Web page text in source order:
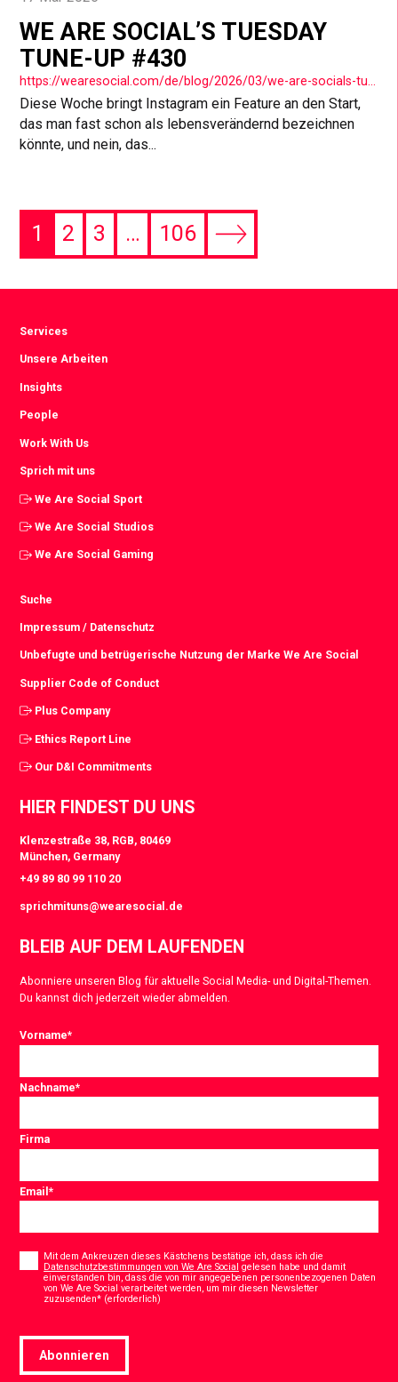
WE ARE SOCIAL’S TUESDAY
TUNE-UP #430
https://wearesocial.com/de/blog/2026/03/we-are-socials-tuesday-tune-up-430/
Diese Woche bringt Instagram ein Feature an den Start,
das man fast schon als lebensverändernd bezeichnen
könnte, und nein, das...
1 2 3 … 106
Next
Services
Unsere Arbeiten
Insights
People
Work With Us
Sprich mit uns
We Are Social Sport
We Are Social Studios
We Are Social Gaming
Suche
Impressum / Datenschutz
Unbefugte und betrügerische Nutzung der Marke We Are Social
Supplier Code of Conduct
Plus Company
Ethics Report Line
Our D&I Commitments
HIER FINDEST DU UNS
Klenzestraße 38, RGB, 80469
München, Germany
+49 89 80 99 110 20
sprichmituns@wearesocial.de
BLEIB AUF DEM LAUFENDEN
Abonniere unseren Blog für aktuelle Social Media- und Digital-Themen.
Du kannst dich jederzeit wieder abmelden.
Vorname*
Nachname*
Firma
Email*
Consent
Mit dem Ankreuzen dieses Kästchens bestätige ich, dass ich die
Datenschutzbestimmungen von We Are Social gelesen habe und damit
einverstanden bin, dass die von mir angegebenen personenbezogenen Daten
von We Are Social verarbeitet werden, um mir diesen Newsletter
zuzusenden* (erforderlich)
Abonnieren